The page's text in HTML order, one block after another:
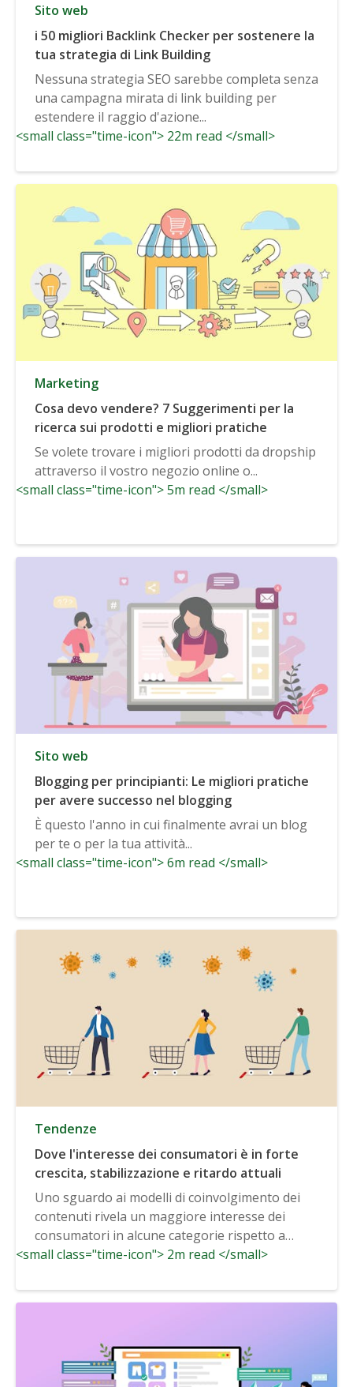
Sito web
i 50 migliori Backlink Checker per sostenere la
tua strategia di Link Building
Nessuna strategia SEO sarebbe completa senza
una campagna mirata di link building per
estendere il raggio d'azione...
<small class="time-icon"> 22m read </small>
Marketing
Cosa devo vendere? 7 Suggerimenti per la
ricerca sui prodotti e migliori pratiche
Se volete trovare i migliori prodotti da dropship
attraverso il vostro negozio online o...
<small class="time-icon"> 5m read </small>
Sito web
Blogging per principianti: Le migliori pratiche
per avere successo nel blogging
È questo l'anno in cui finalmente avrai un blog
per te o per la tua attività...
<small class="time-icon"> 6m read </small>
Tendenze
Dove l'interesse dei consumatori è in forte
crescita, stabilizzazione e ritardo attuali
Uno sguardo ai modelli di coinvolgimento dei
contenuti rivela un maggiore interesse dei
consumatori in alcune categorie rispetto a
prima...
<small class="time-icon"> 2m read </small>